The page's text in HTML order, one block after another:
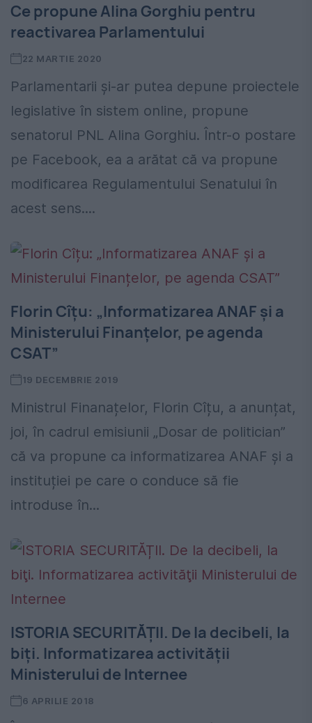
Ce propune Alina Gorghiu pentru
reactivarea Parlamentului
22 MARTIE 2020
Parlamentarii și-ar putea depune proiectele
legislative în sistem online, propune
senatorul PNL Alina Gorghiu. Într-o postare
pe Facebook, ea a arătat că va propune
modificarea Regulamentului Senatului în
acest sens....
Florin Cîțu: „Informatizarea ANAF și a
Ministerului Finanțelor, pe agenda
CSAT”
19 DECEMBRIE 2019
Ministrul Finanațelor, Florin Cîțu, a anunțat,
joi, în cadrul emisiunii „Dosar de politician”
că va propune ca informatizarea ANAF și a
instituției pe care o conduce să fie
introduse în...
ISTORIA SECURITĂȚII. De la decibeli, la
biţi. Informatizarea activităţii
Ministerului de Internee
6 APRILIE 2018